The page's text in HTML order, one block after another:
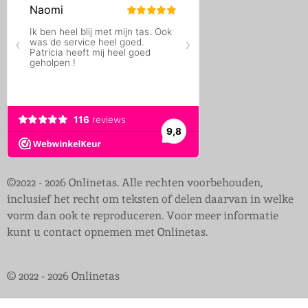
©2022 - 2026 Onlinetas. Alle rechten voorbehouden,
inclusief het recht om teksten of delen daarvan in welke
vorm dan ook te reproduceren. Voor meer informatie
kunt u contact opnemen met Onlinetas.
© 2022 - 2026 Onlinetas